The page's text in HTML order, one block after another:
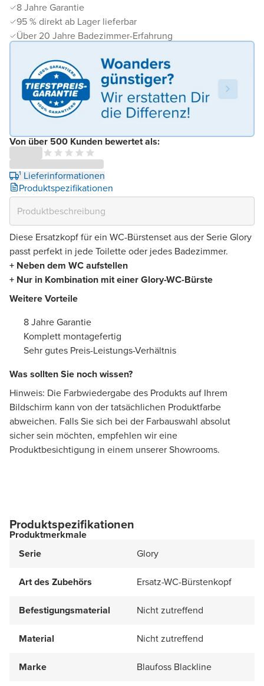
8 Jahre Garantie
95 % direkt ab Lager lieferbar
Über 20 Jahre Badezimmer-Erfahrung
Von über 500 Kunden bewertet als:
¹ Lieferinformationen
Produktspezifikationen
Diese Ersatzkopf für ein WC-Bürstenset aus der Serie Glory
passt perfekt in jede Toilette oder jedes Badezimmer.
+ Neben dem WC aufstellen
+ Nur in Kombination mit einer Glory-WC-Bürste
Weitere Vorteile
8 Jahre Garantie
Komplett montagefertig
Sehr gutes Preis-Leistungs-Verhältnis
Was sollten Sie noch wissen?
Hinweis: Die Farbwiedergabe des Produkts auf Ihrem
Bildschirm kann von der tatsächlichen Produktfarbe
abweichen. Falls Sie sich bei der Farbauswahl absolut
sicher sein möchten, empfehlen wir eine
Produktbesichtigung in einem unserer Showrooms.
Produktspezifikationen
Produktmerkmale
Serie
Glory
Art des Zubehörs Ersatz-WC-Bürstenkopf
Befestigungsmaterial Nicht zutreffend
Material Nicht zutreffend
Marke Blaufoss Blackline